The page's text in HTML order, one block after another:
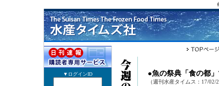
●魚の祭典「食の都
（週刊水産タイムス：17/02/